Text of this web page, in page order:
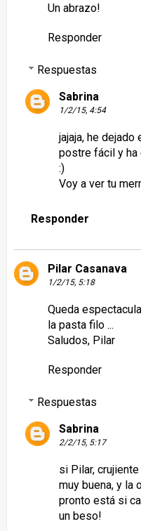
Un abrazo!
Responder
Respuestas
Sabrina
1/2/15, 4:54
jajaja, he dejado
postre fácil y ha
:)
Voy a ver tu
Responder
Pilar Casanava
1/2/15, 5:18
Queda
la pasta filo ...
Saludos, Pilar
Responder
Respuestas
Sabrina
2/2/15, 5:17
si Pilar,
muy buena, y la
pronto está si
un beso!